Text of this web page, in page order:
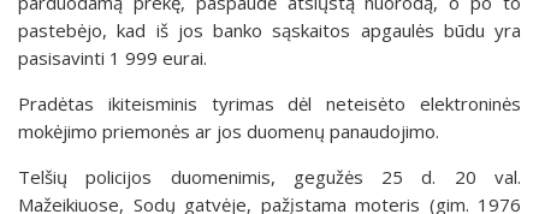
pastebėjo, kad iš jos banko sąskaitos apgaulės būdu yra
pasisavinti 1 999 eurai.
Pradėtas ikiteisminis tyrimas dėl
neteisėto elektroninės
mokėjimo priemonės ar jos duomenų panaudojimo.
Telšių policijos duomenimis, gegužės 25 d. 20 val.
Mažeikiuose, Sodų gatvėje, pažįstama moteris (gim. 1976